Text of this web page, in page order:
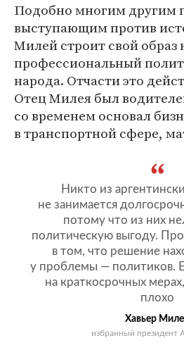
Подобно многим другим
выступающим против
Милей строит свой образ
профессиональный
народа. Отчасти это
Отец Милея был
со временем основал
в транспортной сфере,
Никто из
не занимается
потому что из них
политическую выгоду.
в том, что решение
у проблемы — политиков.
на краткосрочных
плохо
Хавьер
избранный президент